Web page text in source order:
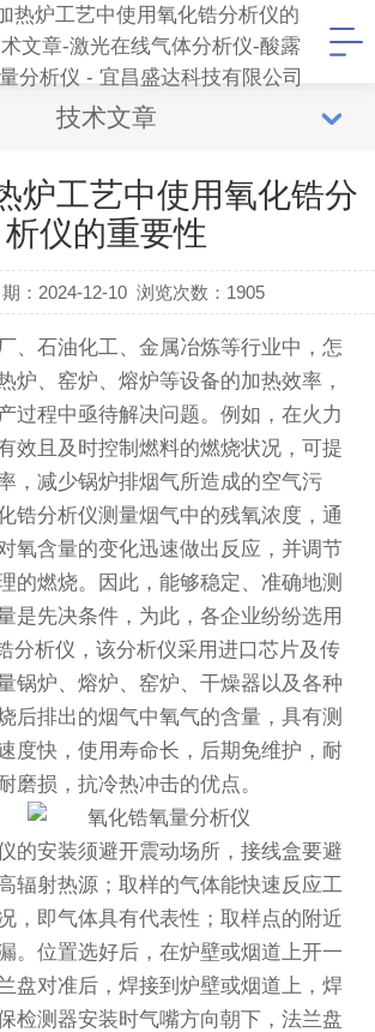
技术文章
炉工艺中使用氧化锆分
析仪的重要性
：2024-12-10 浏览次数： 1905
、石油化工、金属冶炼等行业中，怎
炉、窑炉、熔炉等设备的加热效率，
过程中亟待解决问题。例如，在火力
效且及时控制燃料的燃烧状况，可提
，减少锅炉排烟气所造成的空气污
锆分析仪测量烟气中的残氧浓度，通
氧含量的变化迅速做出反应，并调节
的燃烧。因此，能够稳定、准确地测
是先决条件，为此，各企业纷纷选用
分析仪，该分析仪采用进口芯片及传
锅炉、熔炉、窑炉、干燥器以及各种
后排出的烟气中氧气的含量，具有测
度快，使用寿命长，后期免维护，耐
磨损，抗冷热冲击的优点。
的安装须避开震动场所，接线盒要避
辐射热源；取样的气体能快速反应工
，即气体具有代表性；取样点的附近
。位置选好后，在炉壁或烟道上开一
盘对准后，焊接到炉壁或烟道上，焊
检测器安装时气嘴方向朝下，法兰盘